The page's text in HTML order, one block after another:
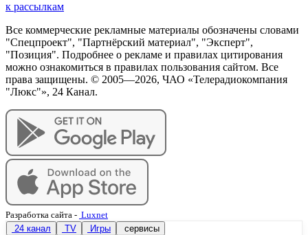
к рассылкам
Все коммерческие рекламные материалы обозначены словами
"Спецпроект", "Партнёрский материал", "Эксперт",
"Позиция". Подробнее о рекламе и правилах цитирования
можно ознакомиться в правилах пользования сайтом. Все
права защищены. © 2005—2026, ЧАО «Телерадиокомпания
"Люкс"», 24 Канал.
Разработка сайта - Luxnet
24 канал
TV Игры сервисы